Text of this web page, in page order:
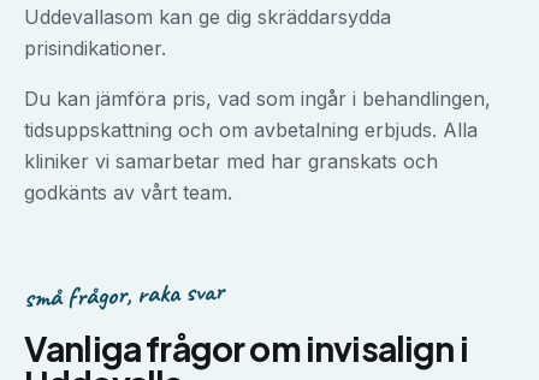
Uddevallasom kan ge dig skräddarsydda
prisindikationer.
Du kan jämföra pris, vad som ingår i behandlingen,
tidsuppskattning och om avbetalning erbjuds. Alla
kliniker vi samarbetar med har granskats och
godkänts av vårt team.
små frågor, raka svar
Vanliga frågor ominvisalign i